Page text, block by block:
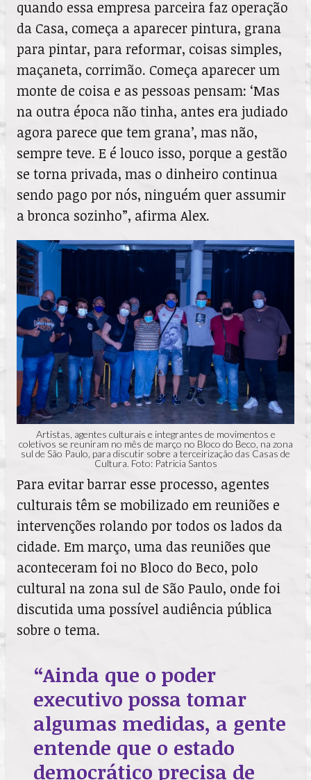
quando essa empresa parceira faz operação
da Casa, começa a aparecer pintura, grana
para pintar, para reformar, coisas simples,
maçaneta, corrimão. Começa aparecer um
monte de coisa e as pessoas pensam: ‘Mas
na outra época não tinha, antes era judiado
agora parece que tem grana’, mas não,
sempre teve. E é louco isso, porque a gestão
se torna privada, mas o dinheiro continua
sendo pago por nós, ninguém quer assumir
a bronca sozinho”, afirma Alex.
Artistas, agentes culturais e integrantes de movimentos e
coletivos se reuniram no mês de março no Bloco do Beco, na zona
sul de São Paulo, para discutir sobre a terceirização das Casas de
Cultura. Foto: Patricia Santos
Para evitar barrar esse processo, agentes
culturais têm se mobilizado em reuniões e
intervenções rolando por todos os lados da
cidade. Em março, uma das reuniões que
aconteceram foi no Bloco do Beco, polo
cultural na zona sul de São Paulo, onde foi
discutida uma possível audiência pública
sobre o tema.
“Ainda que o poder
executivo possa tomar
algumas medidas, a gente
entende que o estado
democrático precisa de